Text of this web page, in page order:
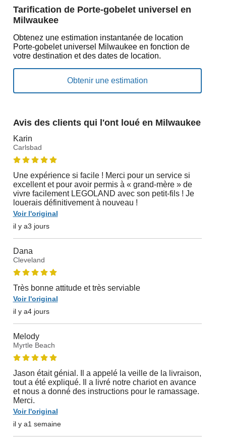
Tarification de Porte-gobelet universel en
Milwaukee
Obtenez une estimation instantanée de location
Porte-gobelet universel Milwaukee en fonction de
votre destination et des dates de location.
Avis des clients qui l'ont loué en Milwaukee
Karin
Carlsbad
Une expérience si facile ! Merci pour un service si
excellent et pour avoir permis à « grand-mère » de
vivre facilement LEGOLAND avec son petit-fils ! Je
louerais définitivement à nouveau !
Voir l'original
il y a3 jours
Dana
Cleveland
Très bonne attitude et très serviable
Voir l'original
il y a4 jours
Melody
Myrtle Beach
Jason était génial. Il a appelé la veille de la livraison,
tout a été expliqué. Il a livré notre chariot en avance
et nous a donné des instructions pour le ramassage.
Merci.
Voir l'original
il y a1 semaine